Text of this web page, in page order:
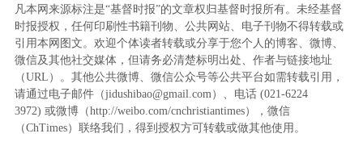
凡本网来源标注是“基督时报”的文章权归基督时报所有。未经基督
时报授权，任何印刷性书籍刊物、公共网站、电子刊物不得转载或
引用本网图文。欢迎个体读者转载或分享于您个人的博客、微博、
微信及其他社交媒体，但请务必清楚标明出处、作者与链接地址
（URL）。其他公共微博、微信公众号等公共平台如需转载引用，
请通过电子邮件（jidushibao@gmail.com）、电话 (021-6224
3972) ‬或微博（http://weibo.com/cnchristiantimes），微信
（ChTimes）联络我们，得到授权方可转载或做其他使用。